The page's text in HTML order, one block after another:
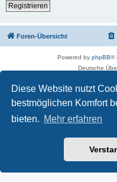
Diese Website nutzt
bestmöglichen Komfort
bieten. Mehr erfahren
Registrieren
Foren-Übersicht
Powered by phpBB®
Deutsche